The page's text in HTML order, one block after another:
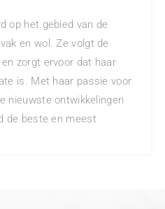
op het gebied van de
en wol. Ze volgt de
zorgt ervoor dat haar
is. Met haar passie voor
nieuwste ontwikkelingen
de beste en meest